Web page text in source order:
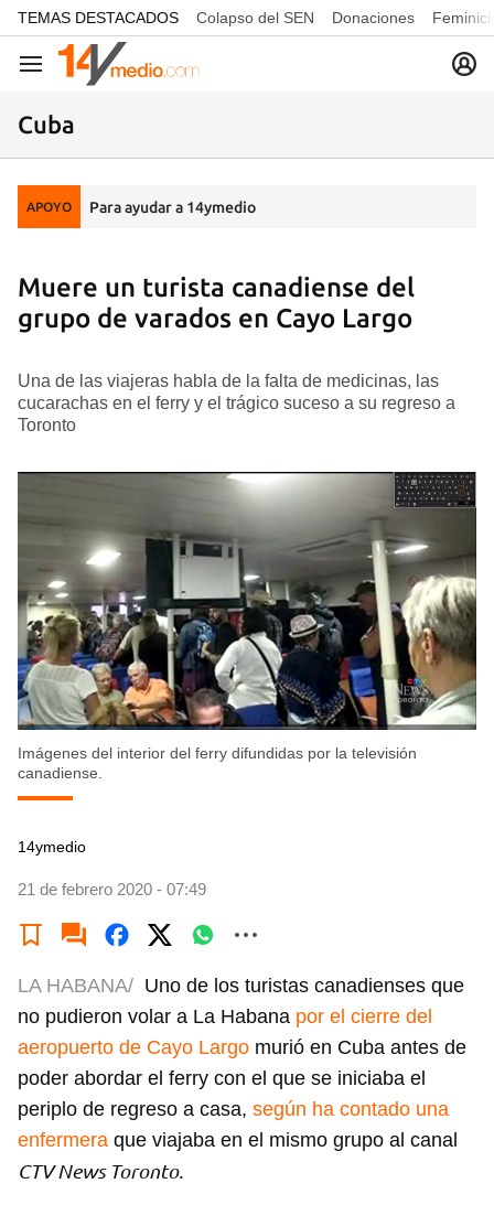
common.go-to-content
TEMAS DESTACADOS Colapso del SEN Donaciones
Navegación
Cuba
APOYO Para ayudar a 14ymedio
Muere un turista canadiense del
grupo de varados en Cayo Largo
Una de las viajeras habla de la falta de medicinas, las
cucarachas en el ferry y el trágico suceso a su regreso a
Toronto
Imágenes del interior del ferry difundidas por la televisión
canadiense.
14ymedio
21 de febrero 2020 - 07:49
LA HABANA/ Uno de los turistas canadienses que
no pudieron volar a La Habana por el cierre del
aeropuerto de Cayo Largo murió en Cuba antes de
poder abordar el ferry con el que se iniciaba el
periplo de regreso a casa, según ha contado una
enfermera que viajaba en el mismo grupo al canal
CTV News Toronto.